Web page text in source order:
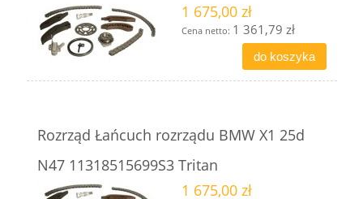
1 675,00 zł
Cena netto: 1 361,79 zł
do koszyka
Rozrząd Łańcuch rozrządu BMW X1 25d
N47 11318515699S3 Tritan
1 675,00 zł